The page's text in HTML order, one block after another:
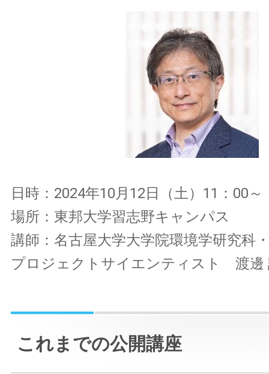
日時：2024年10月12日（土）11：00～
場所：東邦大学習志野キャンパス
講師：名古屋大学大学院環境学研究科
プロジェクトサイエンティスト 渡
これまでの公開講座